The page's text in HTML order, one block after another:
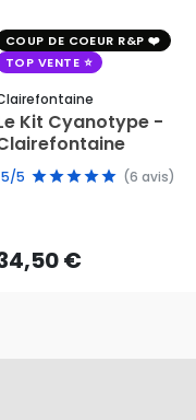
COUP DE COEUR R&P
TOP VENTE
Kit Cyanotype -
5/5 (6 avis)
€
AJOUTER AU PANIER